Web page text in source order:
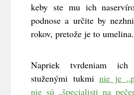
keby ste mu ich
podnose a určite by
rokov, pretože je to umelina.
Napriek tvrdeniam
stuženými tukmi nie je
nie sú „špecialisti na